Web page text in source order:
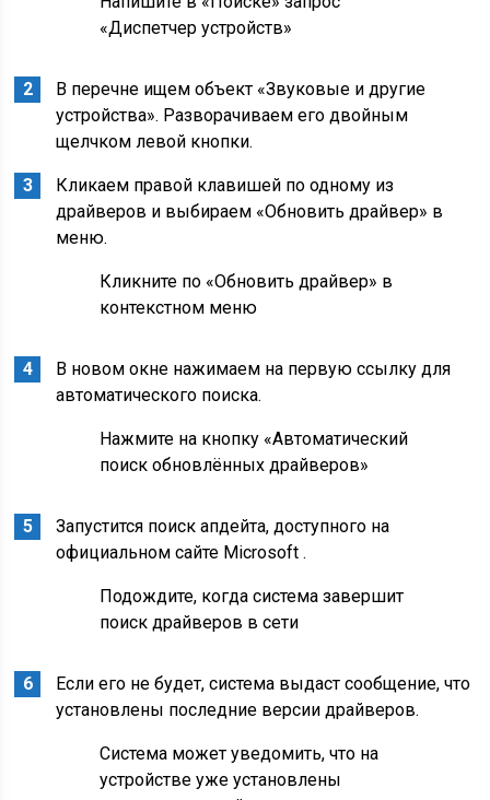
«Диспетчер устройств»
В перечне ищем объект «Звуковые и другие
устройства». Разворачиваем его двойным
щелчком левой кнопки.
Кликаем правой клавишей по одному из
драйверов и выбираем «Обновить драйвер» в
меню.
Кликните по «Обновить драйвер» в
контекстном меню
В новом окне нажимаем на первую ссылку для
автоматического поиска.
Нажмите на кнопку «Автоматический
поиск обновлённых драйверов»
Запустится поиск апдейта, доступного на
официальном сайте Microsoft .
Подождите, когда система завершит
поиск драйверов в сети
Если его не будет, система выдаст сообщение, что
установлены последние версии драйверов.
Система может уведомить, что на
устройстве уже установлены